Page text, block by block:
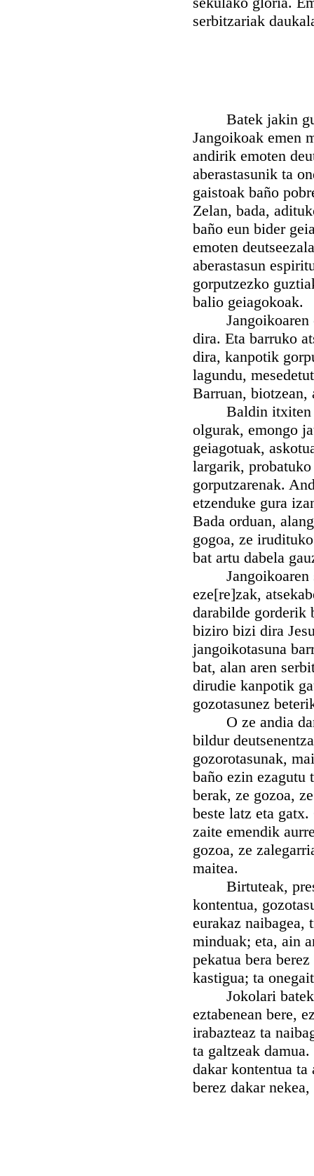
serbitzariak
Batek jakin
Jangoikoak emen
andirik emoten
aberastasunik ta
gaistoak baño
Zelan, bada,
baño eun bider
emoten
aberastasun
gorputzezko
balio geiagokoak.
Jangoikoaren
dira. Eta barruko
dira, kanpotik
lagundu,
Barruan, biotzean,
Baldin itxiten
olgurak, emongo
geiagotuak,
largarik,
gorputzarenak.
etzenduke gura
Bada orduan,
gogoa, ze
bat artu dabela
Jangoikoaren
eze[re]zak,
darabilde gorderik
biziro bizi dira
jangoikotasuna
bat, alan aren
dirudie kanpotik
gozotasunez
O ze andia dan,
bildur
gozorotasunak,
baño ezin
berak, ze gozoa,
beste latz eta
zaite emendik
gozoa, ze
maitea.
Birtuteak,
kontentua,
eurakaz naibagea,
minduak; eta, ain
pekatua bera
kastigua; ta
Jokolari batek
eztabenean bere,
irabazteaz ta
ta galtzeak
dakar kontentua
berez dakar